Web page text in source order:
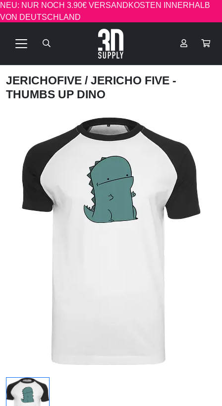
NEU: NUR NOCH 3.90€ VERSANDKOSTEN INNERHALB
VON DEUTSCHLAND
JERICHOFIVE / JERICHO FIVE -
THUMBS UP DINO